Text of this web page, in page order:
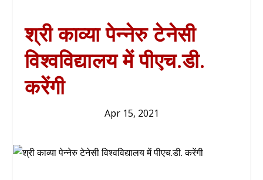
श्री काव्या पेन्नेरु टेनेसी
विश्वविद्यालय में पीएच.डी.
करेंगी
Apr 15, 2021